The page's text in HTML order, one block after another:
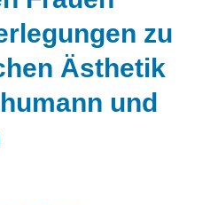
zu
Ästhetik
und